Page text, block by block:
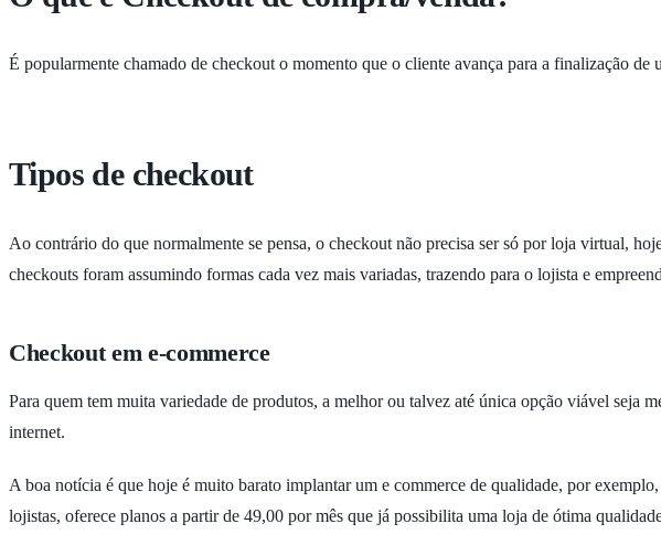
É popularmente chamado de checkout o momento que o cliente avança para a finalização
Tipos de checkout
Ao contrário do que normalmente se pensa, o checkout não precisa ser só por loja virtual,
checkouts foram assumindo formas cada vez mais variadas, trazendo para o lojista e
Checkout em e-commerce
Para quem tem muita variedade de produtos, a melhor ou talvez até única opção viável seja
internet.
A boa notícia é que hoje é muito barato implantar um e commerce de qualidade, por
lojistas, oferece planos a partir de 49,00 por mês que já possibilita uma loja de ótima